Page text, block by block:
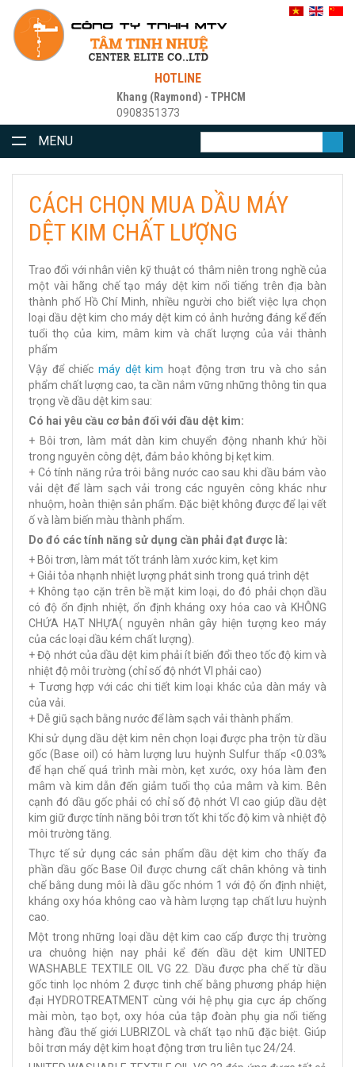
HOTLINE
Khang (Raymond) - TPHCM
0908351373
MENU
CÁCH CHỌN MUA DẦU MÁY
DỆT KIM CHẤT LƯỢNG
Trao đổi với nhân viên kỹ thuật có thâm niên trong nghề của
một vài hãng chế tạo máy dệt kim nổi tiếng trên địa bàn
thành phố Hồ Chí Minh, nhiều người cho biết việc lựa chọn
loại dầu dệt kim cho máy dệt kim có ảnh hưởng đáng kể đến
tuổi thọ của kim, mâm kim và chất lượng của vải thành
phẩm
Vậy để chiếc máy dệt kim hoạt động trơn tru và cho sản
phẩm chất lượng cao, ta cần nắm vững những thông tin qua
trọng về dầu dệt kim sau:
Có hai yêu cầu cơ bản đối với dầu dệt kim:
+ Bôi trơn, làm mát dàn kim chuyển động nhanh khứ hồi
trong nguyên công dệt, đảm bảo không bị kẹt kim.
+ Có tính năng rửa trôi bằng nước cao sau khi dầu bám vào
vải dệt để làm sạch vải trong các nguyên công khác như
nhuộm, hoàn thiện sản phẩm. Đặc biệt không được để lại vết
ố và làm biến màu thành phẩm.
Do đó các tính năng sử dụng cần phải đạt được là:
+ Bôi trơn, làm mát tốt tránh làm xước kim, kẹt kim
+ Giải tỏa nhạnh nhiệt lượng phát sinh trong quá trình dệt
+ Không tạo cặn trên bề mặt kim loại, do đó phải chọn dầu
có độ ổn định nhiệt, ổn định kháng oxy hóa cao và KHÔNG
CHỨA HẠT NHỰA( nguyên nhân gây hiện tượng keo máy
của các loại dầu kém chất lượng).
+ Độ nhớt của dầu dệt kim phải ít biến đổi theo tốc độ kim và
nhiệt độ môi trường (chỉ số độ nhớt VI phải cao)
+ Tương hợp với các chi tiết kim loại khác của dàn máy và
của vải.
+ Dễ giũ sạch bằng nước để làm sạch vải thành phẩm.
Khi sử dụng dầu dệt kim nên chọn loại được pha trộn từ dầu
gốc (Base oil) có hàm lượng lưu huỳnh Sulfur thấp <0.03%
để hạn chế quá trình mài mòn, kẹt xước, oxy hóa làm đen
mâm và kim dẫn đến giảm tuổi thọ của mâm và kim. Bên
cạnh đó dầu gốc phải có chỉ số độ nhớt VI cao giúp dầu dệt
kim giữ được tính năng bôi trơn tốt khi tốc độ kim và nhiệt độ
môi trường tăng.
Thực tế sử dụng các sản phẩm dầu dệt kim cho thấy đa
phần dầu gốc Base Oil được chưng cất chân không và tinh
chế bằng dung môi là dầu gốc nhóm 1 với độ ổn định nhiệt,
kháng oxy hóa không cao và hàm lượng tạp chất lưu huỳnh
cao.
Một trong những loại dầu dệt kim cao cấp được thị trường
ưa chuông hiện nay phải kể đến dầu dệt kim UNITED
WASHABLE TEXTILE OIL VG 22. Dầu được pha chế từ dầu
gốc tinh lọc nhóm 2 được tinh chế bằng phương pháp hiện
đại HYDROTREATMENT cùng với hệ phụ gia cực áp chống
mài mòn, tạo bọt, oxy hóa của tập đoàn phụ gia nổi tiếng
hàng đầu thế giới LUBRIZOL và chất tạo nhũ đặc biệt. Giúp
bôi trơn máy dệt kim hoạt động trơn tru liên tục 24/24.